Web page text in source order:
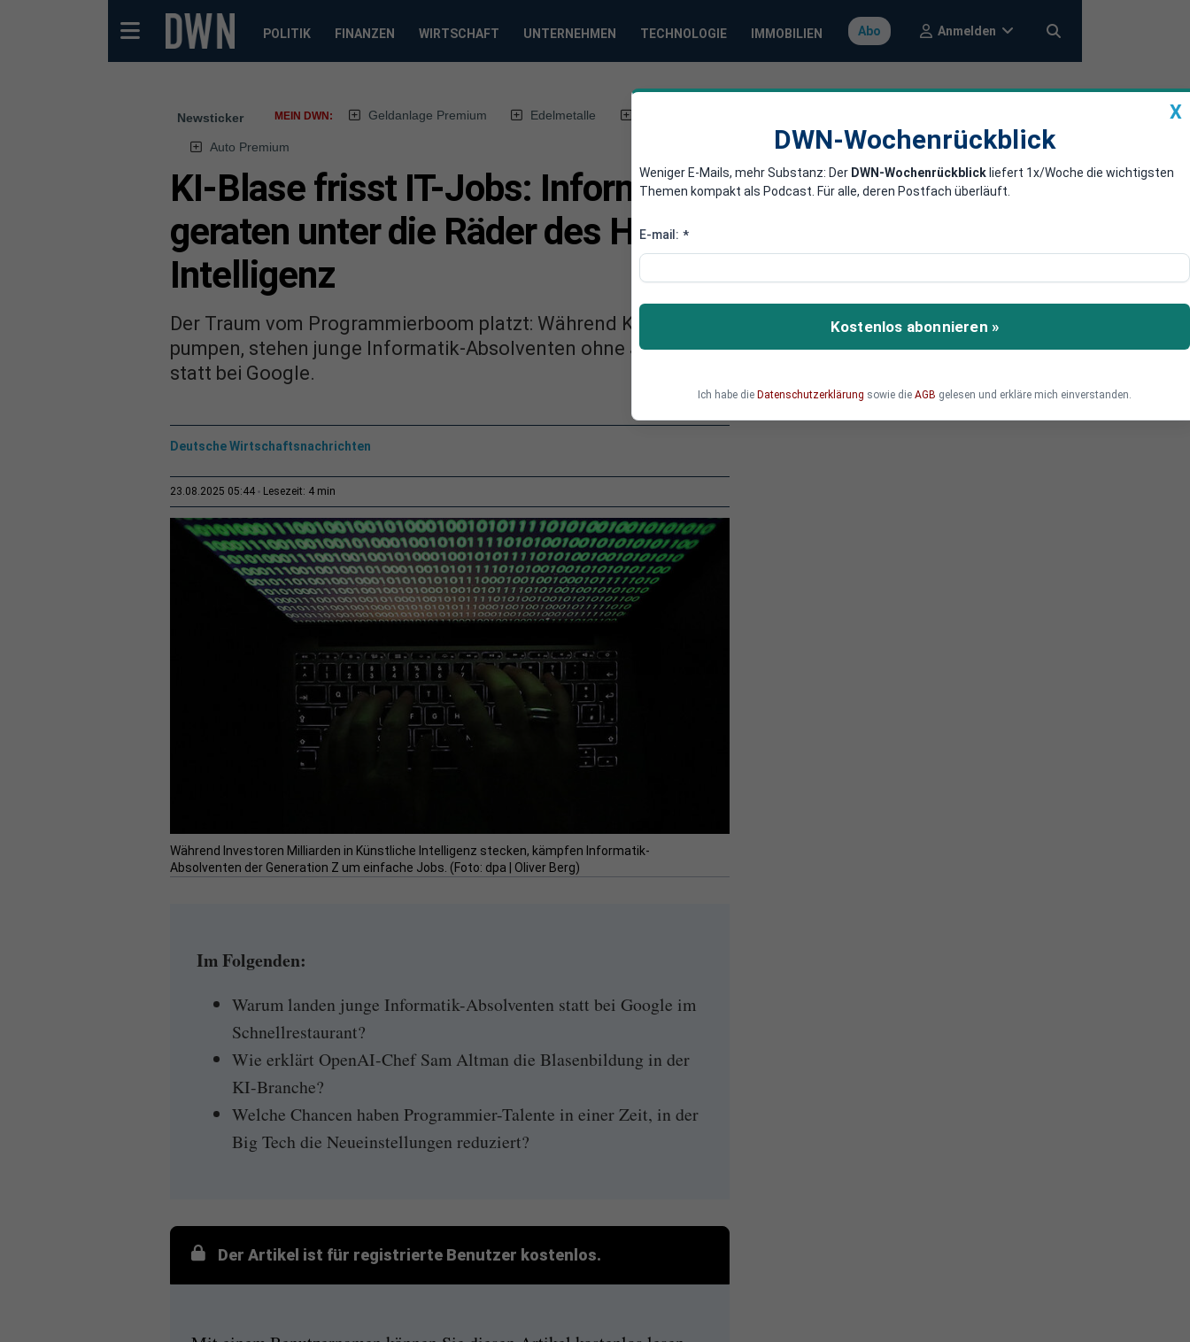
POLITIK FINANZEN WIRTSCHAFT UNTERNEHMEN TECHNOLOGIE IMMOBILIEN Abo Anmelden
Newsticker MEIN DWN: Geldanlage Premium Edelmetalle
Auto Premium
KI-Blase frisst IT-Jobs: Informatik-Absolventen
geraten unter die Räder des Hypes um Künstliche
Intelligenz
Der Traum vom Programmierboom platzt: Während Konzerne Milliarden in Künstliche Intelligenz
pumpen, stehen junge Informatik-Absolventen ohne Job da – und landen im Schnellrestaurant
statt bei Google.
Deutsche Wirtschaftsnachrichten
23.08.2025 05:44 Lesezeit: 4 min
Während Investoren Milliarden in Künstliche Intelligenz stecken, kämpfen Informatik-
Absolventen der Generation Z um einfache Jobs. (Foto: dpa | Oliver Berg)
Im Folgenden:
Warum landen junge Informatik-Absolventen statt bei Google im
Schnellrestaurant?
Wie erklärt OpenAI-Chef Sam Altman die Blasenbildung in der
KI-Branche?
Welche Chancen haben Programmier-Talente in einer Zeit, in der
Big Tech die Neueinstellungen reduziert?
Der Artikel ist für registrierte Benutzer kostenlos.
X
DWN-Wochenrückblick
Weniger E-Mails, mehr Substanz: Der DWN-Wochenrückblick liefert 1x/Woche die wichtigsten
Themen kompakt als Podcast. Für alle, deren Postfach überläuft.
E-mail: *
Kostenlos abonnieren »
Ich habe die Datenschutzerklärung sowie die AGB gelesen und erkläre mich einverstanden.